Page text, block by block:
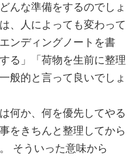
んな準備をするのでしょ
、人によっても変わって
ンディングノートを書
る」「荷物を生前に整理
般的と言って良いでしょ
何か、何を優先してやる
をきちんと整理してから
そういった意味から